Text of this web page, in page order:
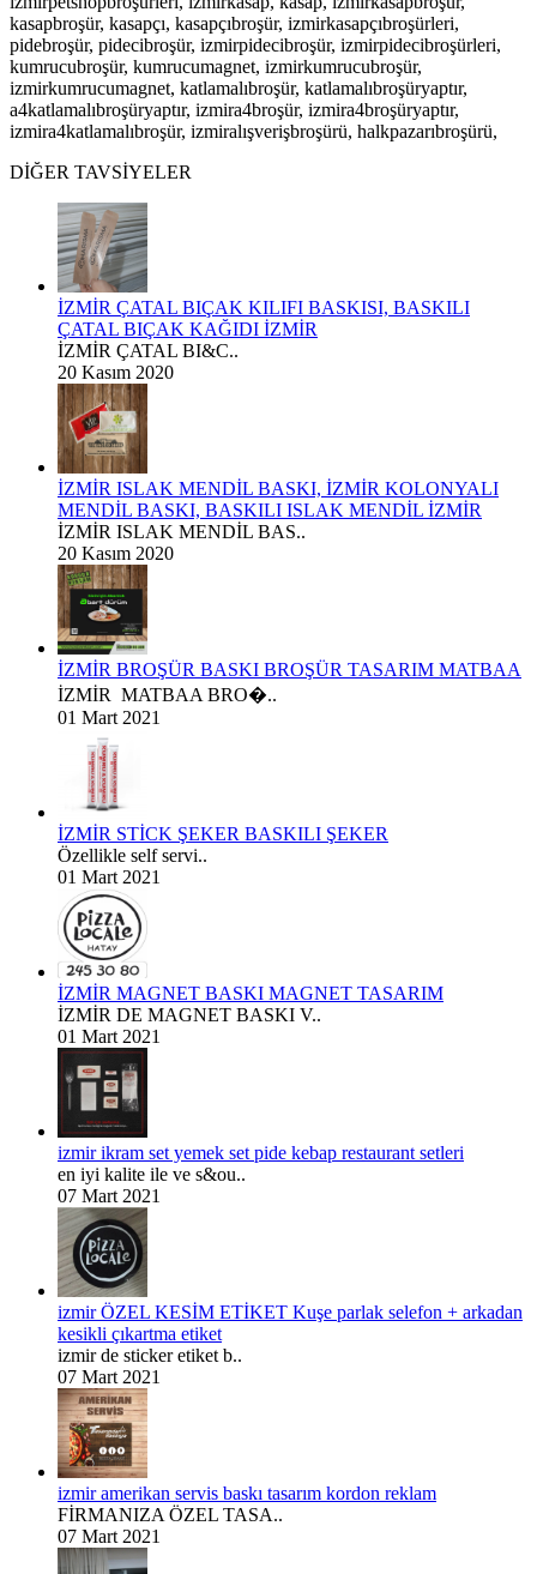
kasapbroşür, kasapçı, kasapçıbroşür, izmirkasapçıbroşürleri,
pidebroşür, pidecibroşür, izmirpidecibroşür, izmirpidecibroşürleri,
kumrucubroşür, kumrucumagnet, izmirkumrucubroşür,
izmirkumrucumagnet, katlamalıbroşür, katlamalıbroşüryaptır,
a4katlamalıbroşüryaptır, izmira4broşür, izmira4broşüryaptır,
izmira4katlamalıbroşür, izmiralışverişbroşürü, halkpazarıbroşürü,
DİĞER TAVSİYELER
İZMİR ÇATAL BIÇAK KILIFI BASKISI, BASKILI
ÇATAL BIÇAK KAĞIDI İZMİR
İZMİR ÇATAL BI&C..
20 Kasım 2020
İZMİR ISLAK MENDİL BASKI, İZMİR KOLONYALI
MENDİL BASKI, BASKILI ISLAK MENDİL İZMİR
İZMİR ISLAK MENDİL BAS..
20 Kasım 2020
İZMİR BROŞÜR BASKI BROŞÜR TASARIM MATBAA
İZMİR MATBAA BRO�..
01 Mart 2021
İZMİR STİCK ŞEKER BASKILI ŞEKER
Özellikle self servi..
01 Mart 2021
İZMİR MAGNET BASKI MAGNET TASARIM
İZMİR DE MAGNET BASKI V..
01 Mart 2021
izmir ikram set yemek set pide kebap restaurant setleri
en iyi kalite ile ve s&ou..
07 Mart 2021
izmir ÖZEL KESİM ETİKET Kuşe parlak selefon + arkadan
kesikli çıkartma etiket
izmir de sticker etiket b..
07 Mart 2021
izmir amerikan servis baskı tasarım kordon reklam
FİRMANIZA ÖZEL TASA..
07 Mart 2021